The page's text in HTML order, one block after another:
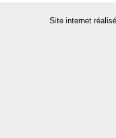
Site internet